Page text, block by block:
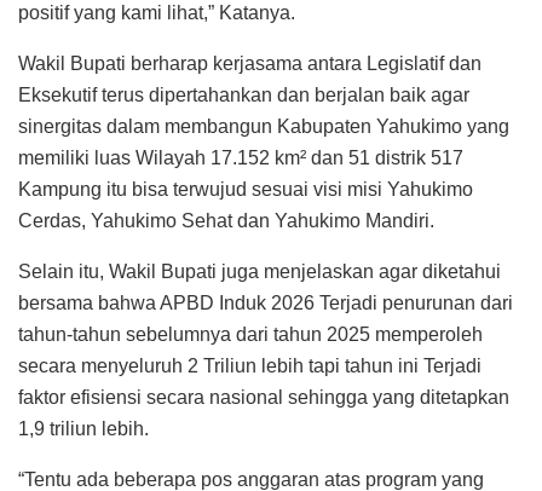
positif yang kami lihat,” Katanya.
Wakil Bupati berharap kerjasama antara Legislatif dan
Eksekutif terus dipertahankan dan berjalan baik agar
sinergitas dalam membangun Kabupaten Yahukimo yang
memiliki luas Wilayah 17.152 km² dan 51 distrik 517
Kampung itu bisa terwujud sesuai visi misi Yahukimo
Cerdas, Yahukimo Sehat dan Yahukimo Mandiri.
Selain itu, Wakil Bupati juga menjelaskan agar diketahui
bersama bahwa APBD Induk 2026 Terjadi penurunan dari
tahun-tahun sebelumnya dari tahun 2025 memperoleh
secara menyeluruh 2 Triliun lebih tapi tahun ini Terjadi
faktor efisiensi secara nasional sehingga yang ditetapkan
1,9 triliun lebih.
“Tentu ada beberapa pos anggaran atas program yang